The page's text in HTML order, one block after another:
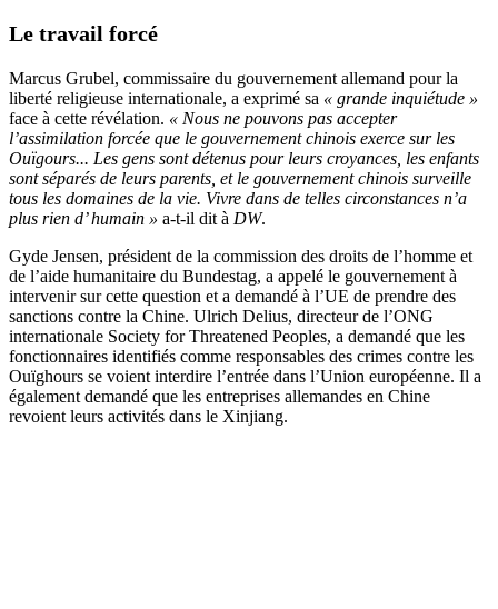
Le travail forcé
Marcus Grubel, commissaire du gouvernement allemand pour la
liberté religieuse internationale, a exprimé sa « grande inquiétude »
face à cette révélation. « Nous ne pouvons pas accepter
l’assimilation forcée que le gouvernement chinois exerce sur les
Ouïgours... Les gens sont détenus pour leurs croyances, les enfants
sont séparés de leurs parents, et le gouvernement chinois surveille
tous les domaines de la vie. Vivre dans de telles circonstances n’a
plus rien d’ humain » a-t-il dit à DW.
Gyde Jensen, président de la commission des droits de l’homme et
de l’aide humanitaire du Bundestag, a appelé le gouvernement à
intervenir sur cette question et a demandé à l’UE de prendre des
sanctions contre la Chine. Ulrich Delius, directeur de l’ONG
internationale Society for Threatened Peoples, a demandé que les
fonctionnaires identifiés comme responsables des crimes contre les
Ouïghours se voient interdire l’entrée dans l’Union européenne. Il a
également demandé que les entreprises allemandes en Chine
revoient leurs activités dans le Xinjiang.